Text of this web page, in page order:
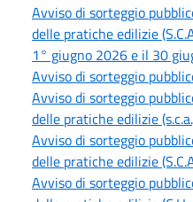
Avviso di sorteggio
delle pratiche edilizie
1° giugno 2026 e il 30
Avviso di sorteggio
Avviso di sorteggio
delle pratiche edilizie
Avviso di sorteggio
delle pratiche edilizie
Avviso di sorteggio